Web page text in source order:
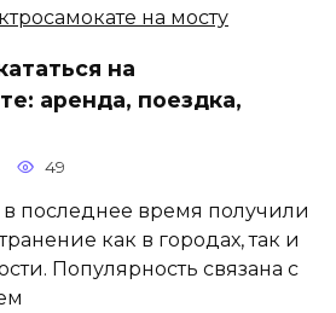
на
аренда, поездка,
49
последнее время получили
как в городах, так и
Популярность связана с